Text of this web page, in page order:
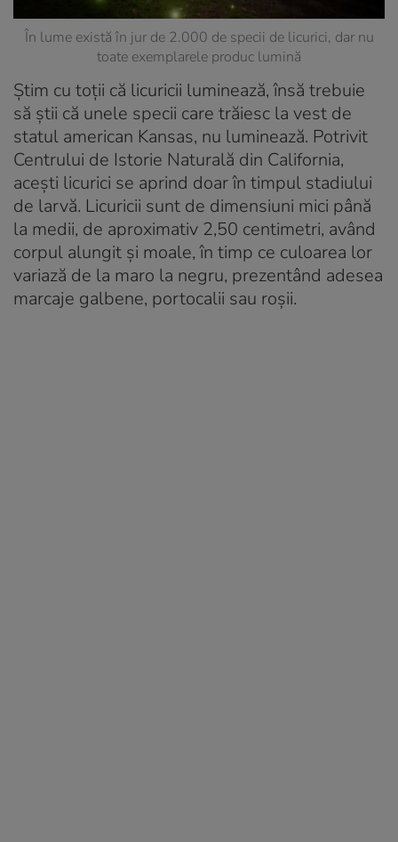
În lume există în jur de 2.000 de specii de licurici, dar nu
toate exemplarele produc lumină
Știm cu toții că licuricii luminează, însă trebuie
să știi că unele specii care trăiesc la vest de
statul american Kansas, nu luminează. Potrivit
Centrului de Istorie Naturală din California,
acești licurici se aprind doar în timpul stadiului
de larvă. Licuricii sunt de dimensiuni mici până
la medii, de aproximativ 2,50 centimetri, având
corpul alungit și moale, în timp ce culoarea lor
variază de la maro la negru, prezentând adesea
marcaje galbene, portocalii sau roșii.